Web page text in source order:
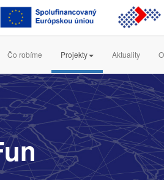
Čo robíme Projekty Aktuality